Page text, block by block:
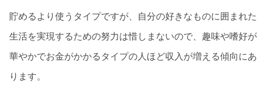
貯めるより使うタイプですが、自分の好きなものに囲まれた
生活を実現するための努力は惜しまないので、趣味や嗜好が
華やかでお金がかかるタイプの人ほど収入が増える傾向にあ
ります。